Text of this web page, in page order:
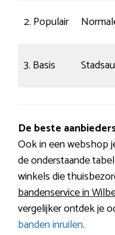
2. Populair
3. Basis
De beste
Ook in een webshop
de onderstaande
winkels die
bandenservice in
vergelijker ontdek je
banden inruilen.